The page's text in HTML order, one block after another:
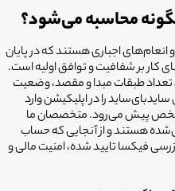
محاسبه می‌شود؟
انعام‌های اجباری هستند که در پایان
کار بر شفافیت و توافق اولیه است.
طبقات مبدا و مقصد، وضعیت
را در اپلیکیشن وارد
پیش می‌رود. متخصصان ما
هستند و از آنجایی که حساب
فیکسا تایید شده، امنیت مالی و